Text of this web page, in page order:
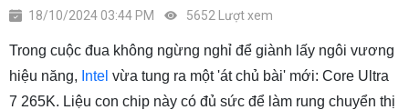
18/10/2024 03:44 PM 5652 Lượt xem
Trong cuộc đua không ngừng nghỉ để giành lấy ngôi vương
hiệu năng, Intel vừa tung ra một 'át chủ bài' mới: Core Ultra
7 265K. Liệu con chip này có đủ sức để làm rung chuyển thị